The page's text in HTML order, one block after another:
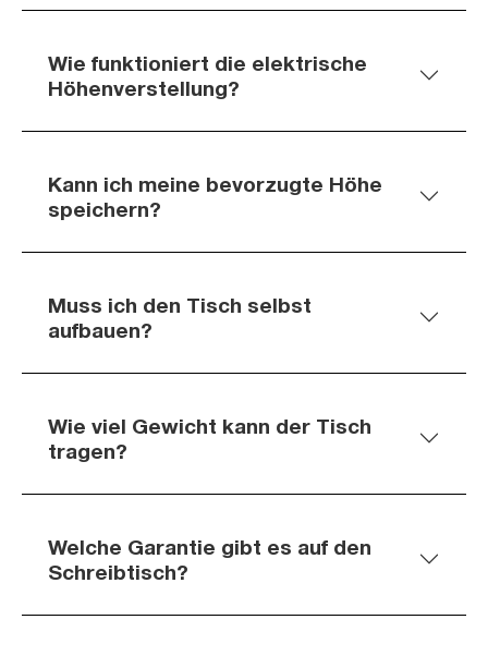
Wie funktioniert die elektrische
Höhenverstellung?
Kann ich meine bevorzugte Höhe
speichern?
Muss ich den Tisch selbst
aufbauen?
Wie viel Gewicht kann der Tisch
tragen?
Welche Garantie gibt es auf den
Schreibtisch?